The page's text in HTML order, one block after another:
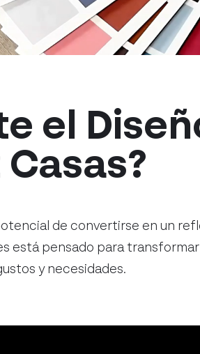
el
de convertirse en un
está pensado para
y necesidades.